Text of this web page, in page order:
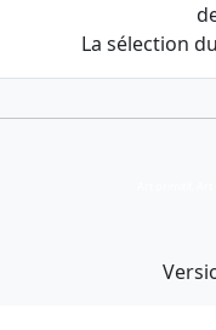
La sélection